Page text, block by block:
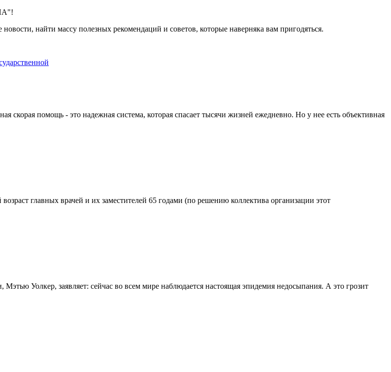
найти массу полезных рекомендаций и советов, которые наверняка вам пригодяться.
скорая помощь - это надежная система, которая спасает тысячи жизней ежедневно. Но у нее есть объективная
главных врачей и их заместителей 65 годами (по решению коллектива организации этот
Уолкер, заявляет: сейчас во всем мире наблюдается настоящая эпидемия недосыпания. А это грозит